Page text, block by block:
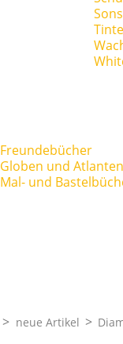
Freundebücher
Globen und Atlanten
Mal- und
neue Artikel